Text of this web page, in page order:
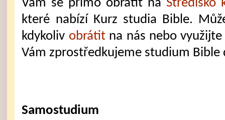
Vám se přímo obrátit na Středisko
které nabízí Kurz studia Bible.
kdykoliv obrátitna nás nebo
Vám zprostředkujeme studium
Samostudium